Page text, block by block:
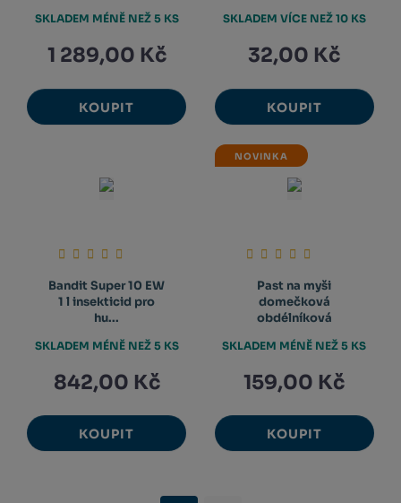
1 289,00 Kč
KOUPIT
SKLADEM MÉNĚ NEŽ 5 KS
32,00 Kč
KOUPIT
SKLADEM VÍCE NEŽ 10 KS
Bandit Super 10 EW
1 l insekticid pro
hu...
842,00 Kč
KOUPIT
SKLADEM MÉNĚ NEŽ 5 KS
NOVINKA
Past na myši
domečková
obdélníková
159,00 Kč
KOUPIT
SKLADEM MÉNĚ NEŽ 5 KS